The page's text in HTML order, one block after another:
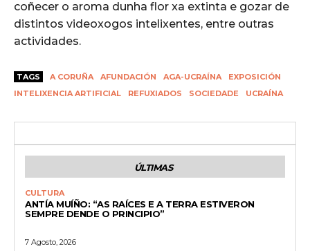
coñecer o aroma dunha flor xa extinta e gozar de
distintos videoxogos intelixentes, entre outras
actividades.
TAGS A CORUÑA AFUNDACIÓN AGA-UCRAÍNA
EXPOSICIÓN
INTELIXENCIA ARTIFICIAL
REFUXIADOS SOCIEDADE UCRAÍNA
ÚLTIMAS
CULTURA
ANTÍA MUÍÑO: “AS RAÍCES E A TERRA ESTIVERON
SEMPRE DENDE O PRINCIPIO”
7 Agosto, 2026